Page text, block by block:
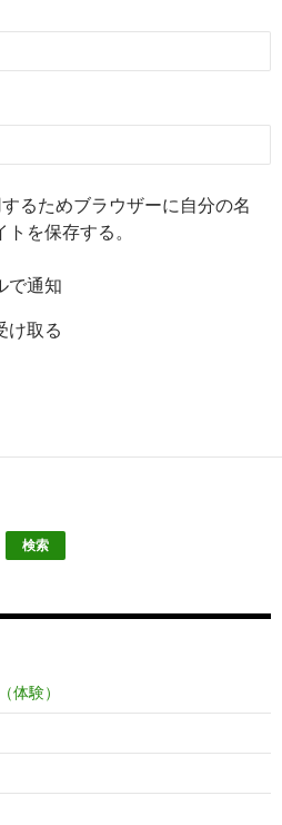
るためブラウザーに自分の名
を保存する。
で通知
け取る
検索
体験）